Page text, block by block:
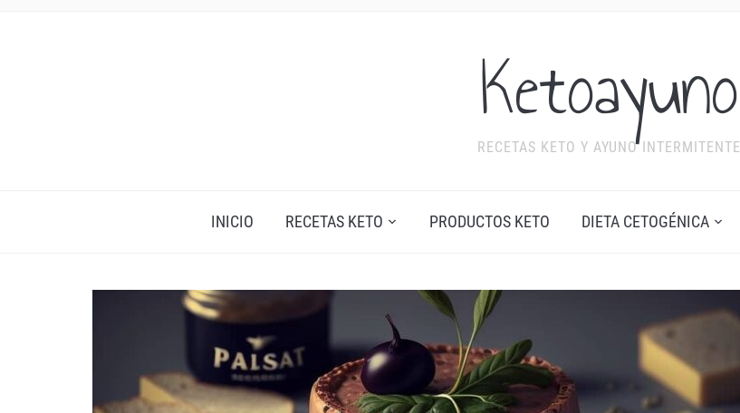
Ketoayuno
RECETAS KETO Y AYUNO INTERMITENTE
INICIO RECETAS KETO PRODUCTOS KETO DIETA CETOGÉNICA